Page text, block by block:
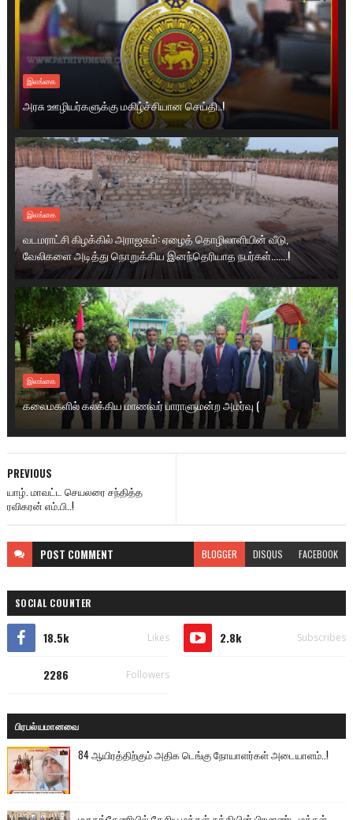
இலங்கை
அரசு ஊழியர்களுக்கு மகிழ்ச்சியான செய்தி..!
இலங்கை
வடமராட்சி கிழக்கில் அராஜகம்: ஏழைத் தொழிலாளியின் வீடு,
வேலிகளை அடித்து நொறுக்கிய இனந்தெரியாத நபர்கள்.......!
இலங்கை
கலைமகளில் கலக்கிய மாணவர் பாராளுமன்ற அமர்வு (
PREVIOUS
யாழ். மாவட்ட செயலரை சந்தித்த
ரவிகரன் எம்.பி..!
POST COMMENT BLOGGER DISQUS FACEBOOK
SOCIAL COUNTER
18.5k Likes 2.8k Subscribes
2286 Followers
பிரபல்யமானவை
84 ஆயிரத்திற்கும் அதிக டெங்கு நோயாளர்கள் அடையாளம்..!